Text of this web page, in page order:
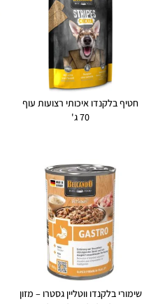
חטיף בלקנדו איכותי רצועות עוף
70 ג'
שימורי בלקנדו ווטליין גסטרו – מזון